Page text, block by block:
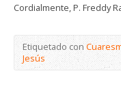
Cordialmente, P. Freddy
Etiquetado con
Jesús